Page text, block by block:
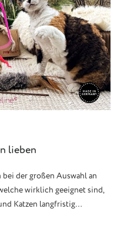
lieben
der großen Auswahl an
wirklich geeignet sind,
Katzen langfristig